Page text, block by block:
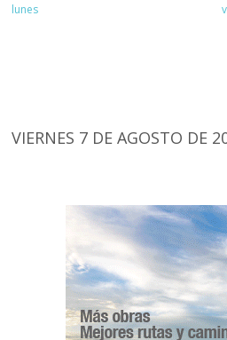
lunes
VIERNES 7 DE AGOSTO DE